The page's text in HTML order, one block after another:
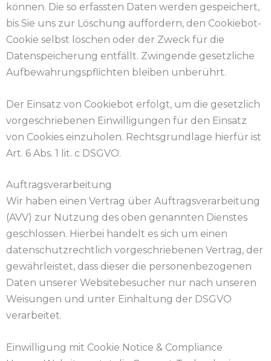
können. Die so erfassten Daten werden gespeichert,
bis Sie uns zur Löschung auffordern, den Cookiebot-
Cookie selbst löschen oder der Zweck für die
Datenspeicherung entfällt. Zwingende gesetzliche
Aufbewahrungspflichten bleiben unberührt.
Der Einsatz von Cookiebot erfolgt, um die gesetzlich
vorgeschriebenen Einwilligungen für den Einsatz
von Cookies einzuholen. Rechtsgrundlage hierfür ist
Art. 6 Abs. 1 lit. c DSGVO.
Auftragsverarbeitung
Wir haben einen Vertrag über Auftragsverarbeitung
(AVV) zur Nutzung des oben genannten Dienstes
geschlossen. Hierbei handelt es sich um einen
datenschutzrechtlich vorgeschriebenen Vertrag, der
gewährleistet, dass dieser die personenbezogenen
Daten unserer Websitebesucher nur nach unseren
Weisungen und unter Einhaltung der DSGVO
verarbeitet.
Einwilligung mit Cookie Notice & Compliance